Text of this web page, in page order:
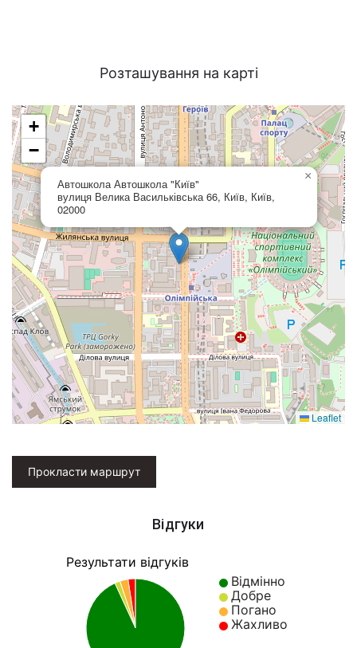
Розташування на карті
Автошкола Автошкола "Київ"
вулиця Велика Васильківська 66, Київ, Київ,
02000
×
+
−
Leaflet
Прокласти маршрут
Відгуки
Результати відгуків
Відмінно
Добре
Погано
Жахливо